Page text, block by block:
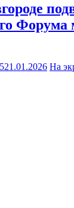
Форума
21.01.2026 На